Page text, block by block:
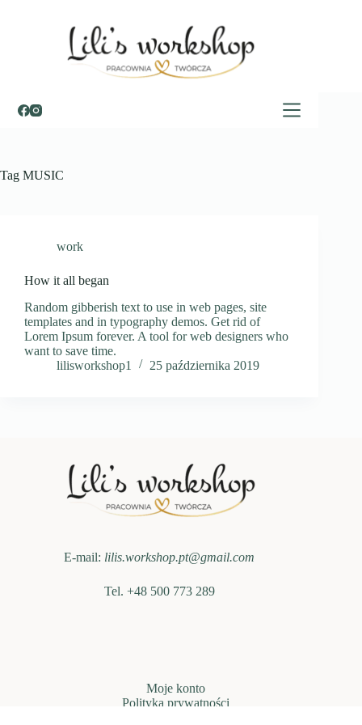
Tag MUSIC
work
How it all began
Random gibberish text to use in web pages, site
templates and in typography demos. Get rid of
Lorem Ipsum forever. A tool for web designers who
want to save time.
lilisworkshop1
25 października 2019
E-mail: lilis.workshop.pt@gmail.com
Tel. +48 500 773 289
Moje konto
Polityka prywatności